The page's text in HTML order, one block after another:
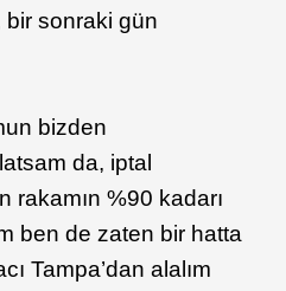
bir sonraki gün
bizden
da, iptal
rakamın %90 kadarı
ben de zaten bir hatta
Tampa’dan alalım